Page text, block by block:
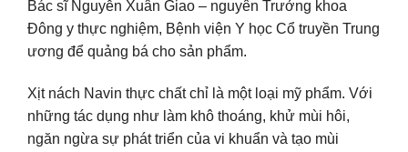
Bác sĩ Nguyễn Xuân Giao – nguyên Trưởng khoa
Đông y thực nghiệm, Bệnh viện Y học Cổ truyền Trung
ương để quảng bá cho sản phẩm.
Xịt nách Navin thực chất chỉ là một loại mỹ phẩm. Với
những tác dụng như làm khô thoáng, khử mùi hôi,
ngăn ngừa sự phát triển của vi khuẩn và tạo mùi